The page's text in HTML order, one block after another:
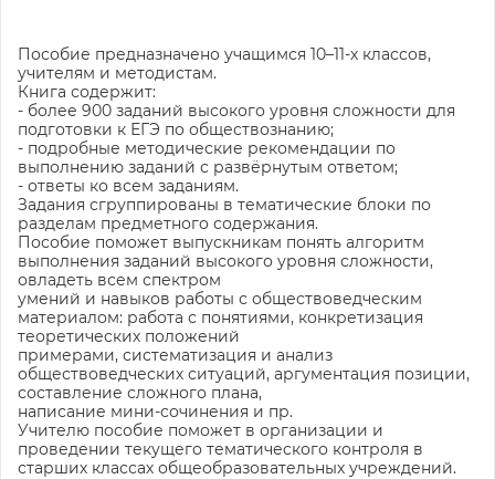
Пособие предназначено учащимся 10–11-х классов,
учителям и методистам.
Книга содержит:
- более 900 заданий высокого уровня сложности для
подготовки к ЕГЭ по обществознанию;
- подробные методические рекомендации по
выполнению заданий с развёрнутым ответом;
- ответы ко всем заданиям.
Задания сгруппированы в тематические блоки по
разделам предметного содержания.
Пособие поможет выпускникам понять алгоритм
выполнения заданий высокого уровня сложности,
овладеть всем спектром
умений и навыков работы с обществоведческим
материалом: работа с понятиями, конкретизация
теоретических положений
примерами, систематизация и анализ
обществоведческих ситуаций, аргументация позиции,
составление сложного плана,
написание мини-сочинения и пр.
Учителю пособие поможет в организации и
проведении текущего тематического контроля в
старших классах общеобразовательных учреждений.